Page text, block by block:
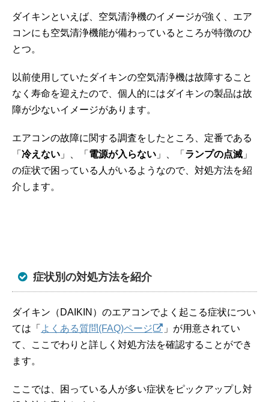
ダイキンといえば、空気清浄機のイメージが強く、エア
コンにも空気清浄機能が備わっているところが特徴のひ
とつ。
以前使用していたダイキンの空気清浄機は故障すること
なく寿命を迎えたので、個人的にはダイキンの製品は故
障が少ないイメージがあります。
エアコンの故障に関する調査をしたところ、定番である
「 冷えない 」、「 電源が入らない 」、「 ランプの点滅 」
の症状で困っている人がいるようなので、対処方法を紹
介します。
症状別の対処方法を紹介
ダイキン（DAIKIN）のエアコンでよく起こる症状につい
ては「 よくある質問(FAQ)ページ
」が用意されてい
て、ここでわりと詳しく対処方法を確認することができ
ます。
ここでは、困っている人が多い症状をピックアップし対